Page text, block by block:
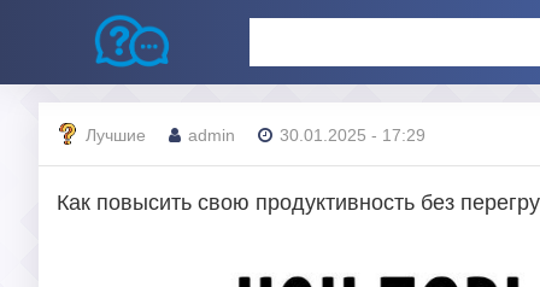
Лучшие admin 30.01.2025 - 17:29
Как повысить свою продуктивность без